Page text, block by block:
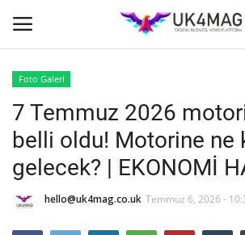
Ana Sayfa
İş Platformu
TVNET
Foto Galeri
7 Temmuz 2026
belli oldu! Motorine ne
gelecek? | EKONOMİ
hello@uk4mag.co.uk Temmuz 6, 2026 -